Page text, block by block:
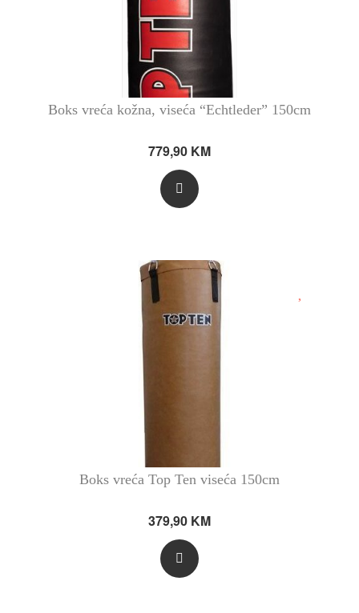
Boks vreća kožna, viseća “Echtleder” 150cm
779,90 KM
Boks vreća Top Ten viseća 150cm
379,90 KM